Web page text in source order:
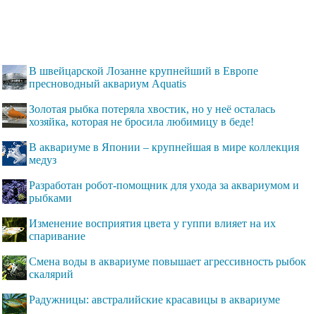
В швейцарской Лозанне крупнейший в Европе
пресноводный аквариум Aquatis
Золотая рыбка потеряла хвостик, но у неё осталась
хозяйка, которая не бросила любимицу в беде!
В аквариуме в Японии – крупнейшая в мире коллекция
медуз
Разработан робот-помощник для ухода за аквариумом и
рыбками
Изменение восприятия цвета у гуппи влияет на их
спаривание
Смена воды в аквариуме повышает агрессивность рыбок
скалярий
Радужницы: австралийские красавицы в аквариуме